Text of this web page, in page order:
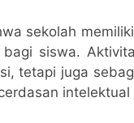
sekolah
siswa.
tetapi juga
intelektual